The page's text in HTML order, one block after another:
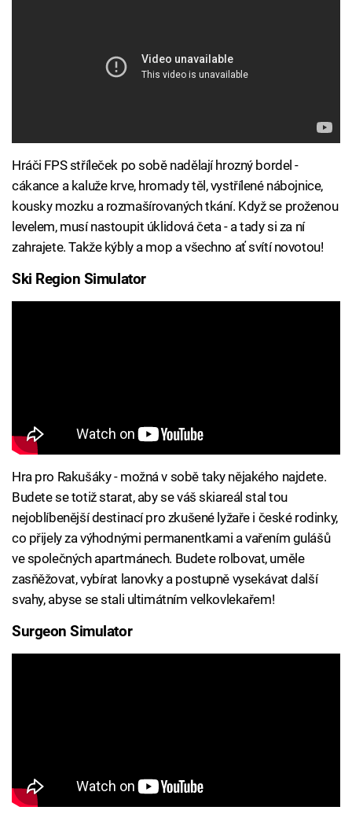
Hráči FPS stříleček po sobě nadělají hrozný bordel -
cákance a kaluže krve, hromady těl, vystřílené nábojnice,
kousky mozku a rozmašírovaných tkání. Když se proženou
levelem, musí nastoupit úklidová četa - a tady si za ní
zahrajete. Takže kýbly a mop a všechno ať svítí novotou!
Ski Region Simulator
Hra pro Rakušáky - možná v sobě taky nějakého najdete.
Budete se totiž starat, aby se váš skiareál stal tou
nejoblíbenější destinací pro zkušené lyžaře i české rodinky,
co přijely za výhodnými permanentkami a vařením gulášů
ve společných apartmánech. Budete rolbovat, uměle
zasňěžovat, vybírat lanovky a postupně vysekávat další
svahy, abyse se stali ultimátním velkovlekařem!
Surgeon Simulator